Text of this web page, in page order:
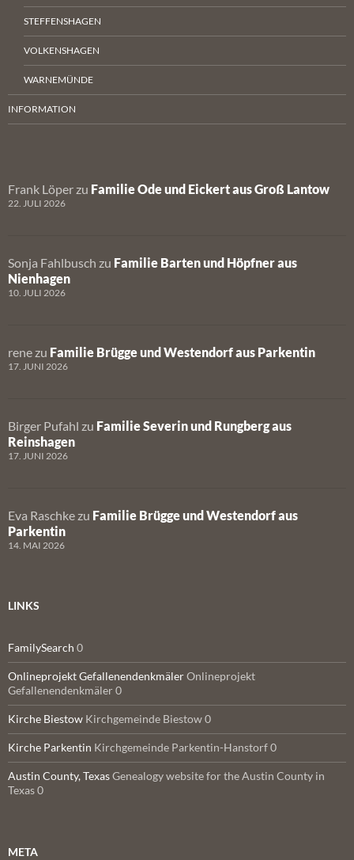
STEFFENSHAGEN
VOLKENSHAGEN
WARNEMÜNDE
INFORMATION
Frank Löper zu Familie Ode und Eickert aus Groß Lantow
22. JULI 2026
Sonja Fahlbusch zu Familie Barten und Höpfner aus
Nienhagen
10. JULI 2026
rene zu Familie Brügge und Westendorf aus Parkentin
17. JUNI 2026
Birger Pufahl zu Familie Severin und Rungberg aus
Reinshagen
17. JUNI 2026
Eva Raschke zu Familie Brügge und Westendorf aus
Parkentin
14. MAI 2026
LINKS
FamilySearch 0
Onlineprojekt GefallenendenkmälerOnlineprojekt
Gefallenendenkmäler 0
Kirche Biestow Kirchgemeinde Biestow 0
Kirche Parkentin Kirchgemeinde Parkentin-Hanstorf 0
Austin County, TexasGenealogy website for the Austin County in
Texas 0
META